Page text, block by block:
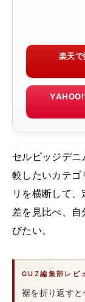
楽天
YAHOO!
セルビッジデ
較したいカテ
リを横断して
差を見比べ、
びたい。
GUZ編集部レビ
裾を折り返す